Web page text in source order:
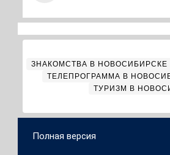
ЗНАКОМСТВА В НОВОСИБИРСКЕ
ТЕЛЕПРОГРАММА В
ТУРИЗМ В
Полная версия